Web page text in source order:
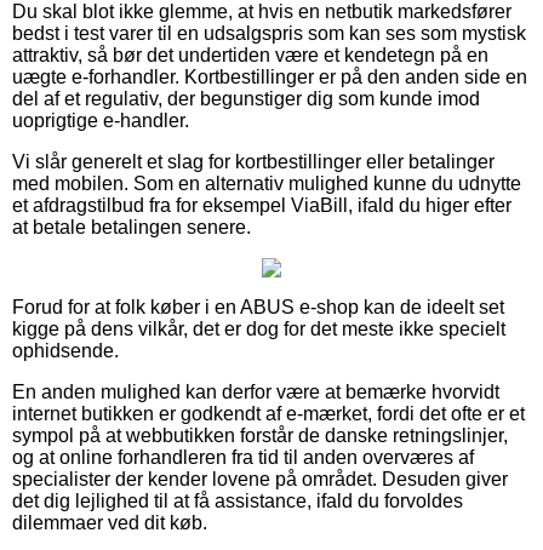
Du skal blot ikke glemme, at hvis en netbutik markedsfører
bedst i test varer til en udsalgspris som kan ses som mystisk
attraktiv, så bør det undertiden være et kendetegn på en
uægte e-forhandler. Kortbestillinger er på den anden side en
del af et regulativ, der begunstiger dig som kunde imod
uoprigtige e-handler.
Vi slår generelt et slag for kortbestillinger eller betalinger
med mobilen. Som en alternativ mulighed kunne du udnytte
et afdragstilbud fra for eksempel ViaBill, ifald du higer efter
at betale betalingen senere.
Forud for at folk køber i en ABUS e-shop kan de ideelt set
kigge på dens vilkår, det er dog for det meste ikke specielt
ophidsende.
En anden mulighed kan derfor være at bemærke hvorvidt
internet butikken er godkendt af e-mærket, fordi det ofte er et
sympol på at webbutikken forstår de danske retningslinjer,
og at online forhandleren fra tid til anden overværes af
specialister der kender lovene på området. Desuden giver
det dig lejlighed til at få assistance, ifald du forvoldes
dilemmaer ved dit køb.